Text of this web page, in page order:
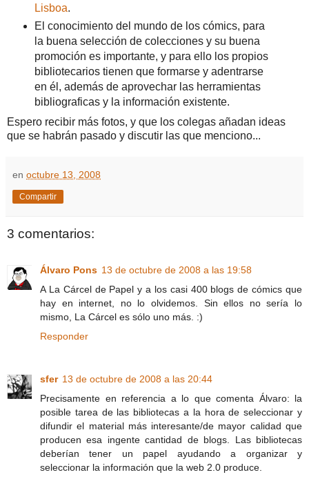
Lisboa.
El conocimiento del mundo de los cómics, para
la buena selección de colecciones y su buena
promoción es importante, y para ello los propios
bibliotecarios tienen que formarse y adentrarse
en él, además de aprovechar las herramientas
bibliograficas y la información existente.
Espero recibir más fotos, y que los colegas añadan ideas
que se habrán pasado y discutir las que menciono...
en octubre 13, 2008
Compartir
3 comentarios:
Álvaro Pons 13 de octubre de 2008 a las 19:58
A La Cárcel de Papel y a los casi 400 blogs de cómics que
hay en internet, no lo olvidemos. Sin ellos no sería lo
mismo, La Cárcel es sólo uno más. :)
Responder
sfer 13 de octubre de 2008 a las 20:44
Precisamente en referencia a lo que comenta Álvaro: la
posible tarea de las bibliotecas a la hora de seleccionar y
difundir el material más interesante/de mayor calidad que
producen esa ingente cantidad de blogs. Las bibliotecas
deberían tener un papel ayudando a organizar y
seleccionar la información que la web 2.0 produce.